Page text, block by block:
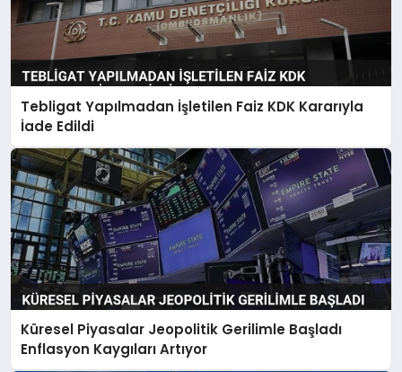
Tebligat Yapılmadan İşletilen Faiz KDK Kararıyla
İade Edildi
Küresel Piyasalar Jeopolitik Gerilimle Başladı
Enflasyon Kaygıları Artıyor